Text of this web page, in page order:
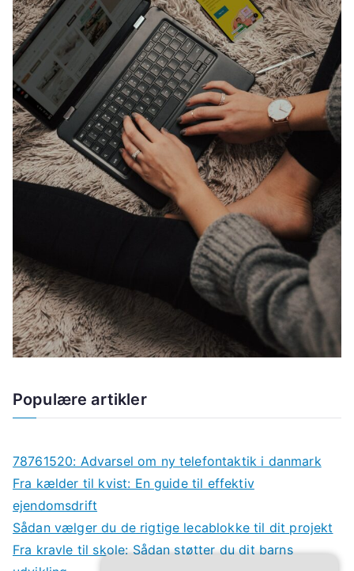
Populære artikler
78761520: Advarsel om ny telefontaktik i danmark
Fra kælder til kvist: En guide til effektiv
ejendomsdrift
Sådan vælger du de rigtige lecablokke til dit projekt
Fra kravle til skole: Sådan støtter du dit barns